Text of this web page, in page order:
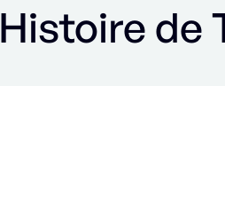
Histoire de